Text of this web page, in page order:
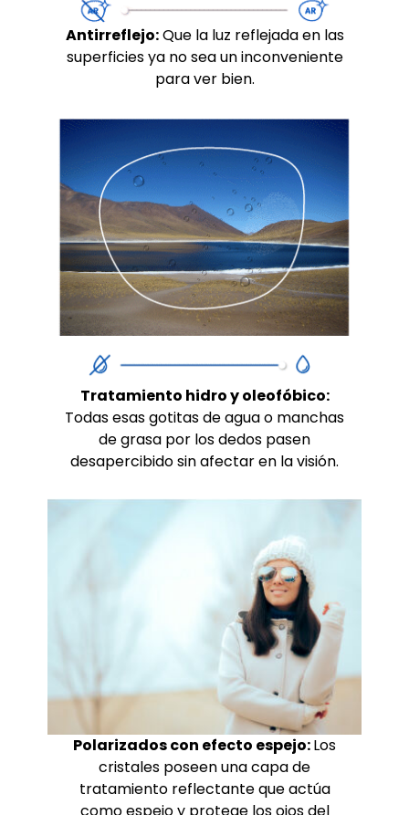
Antirreflejo:Que la luz reflejada en las
superficies ya no sea un inconveniente
para ver bien.
Tratamiento hidro y oleofóbico:
Todas esas gotitas de agua o manchas
de grasa por los dedos pasen
desapercibido sin afectar en la visión.
Polarizados con efecto espejo:Los
cristales poseen una capa de
tratamiento reflectante que actúa